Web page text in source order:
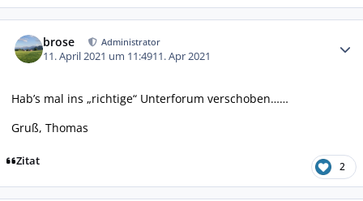
brose Administrator
11. April 2021 um 11:4911. Apr 2021
Hab’s mal ins „richtige“ Unterforum verschoben……
Gruß, Thomas
Zitat 2